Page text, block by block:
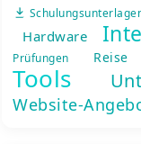
Hardware
Prüfungen Reise
Tools
Website-